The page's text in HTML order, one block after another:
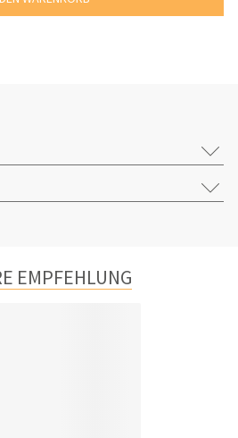
EMPFEHLUNG